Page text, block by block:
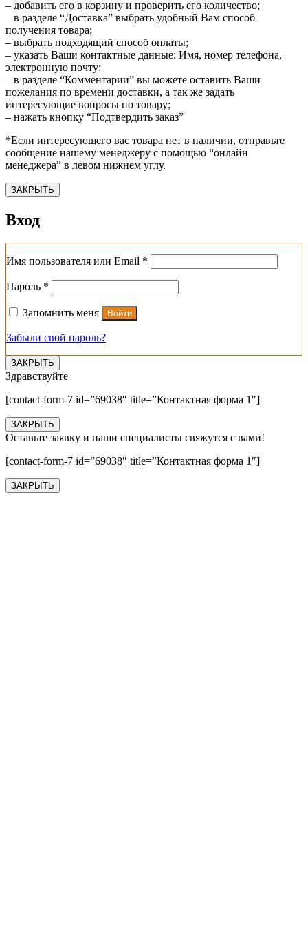
– добавить его в корзину и проверить его количество;
– в разделе “Доставка” выбрать удобный Вам способ
получения товара;
– выбрать подходящий способ оплаты;
– указать Ваши контактные данные: Имя, номер телефона,
электронную почту;
– в разделе “Комментарии” вы можете оставить Ваши
пожелания по времени доставки, а так же задать
интересующие вопросы по товару;
– нажать кнопку “Подтвердить заказ”
*Если интересующего вас товара нет в наличии, отправьте
сообщение нашему менеджеру с помощью “онлайн
менеджера” в левом нижнем углу.
ЗАКРЫТЬ
Вход
Имя пользователя или Email *
Пароль *
Запомнить меня Войти
Забыли свой пароль?
ЗАКРЫТЬ
Здравствуйте
[contact-form-7 id=”69038″ title=”Контактная форма 1″]
ЗАКРЫТЬ
Оставьте заявку и наши специалисты свяжутся с вами!
[contact-form-7 id=”69038″ title=”Контактная форма 1″]
ЗАКРЫТЬ